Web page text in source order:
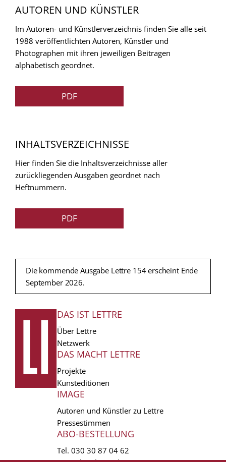
AUTOREN UND KÜNSTLER
Im Autoren- und Künstlerverzeichnis finden Sie alle seit
1988 veröffentlichten Autoren, Künstler und
Photographen mit ihren jeweiligen Beitragen
alphabetisch geordnet.
PDF
INHALTSVERZEICHNISSE
Hier finden Sie die Inhaltsverzeichnisse aller
zurückliegenden Ausgaben geordnet nach
Heftnummern.
PDF
Die kommende Ausgabe Lettre 154 erscheint Ende
September 2026.
FUSSZEILE
DAS IST LETTRE
Über Lettre
Netzwerk
DAS MACHT LETTRE
Projekte
Kunsteditionen
IMAGE
Autoren und Künstler zu Lettre
Pressestimmen
ABO-BESTELLUNG
Tel. 030 30 87 04 62